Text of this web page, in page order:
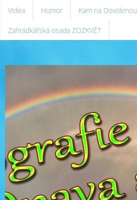
Videa Humor Kam na Dovolenou
Zahrádkářská osada ZOZKVĚT